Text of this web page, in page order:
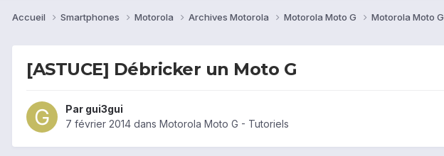
Accueil Smartphones Motorola Archives Motorola Motorola Moto G Motorola Moto G
[ASTUCE] Débricker un Moto G
Par gui3gui
7 février 2014 dans Motorola Moto G - Tutoriels